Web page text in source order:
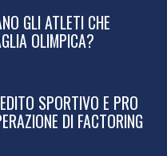
GLI ATLETI CHE
OLIMPICA?
SPORTIVO E PRO
DI FACTORING